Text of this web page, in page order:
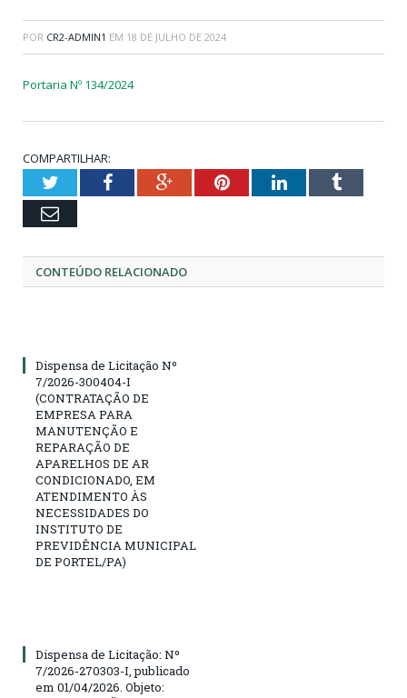
POR CR2-ADMIN1 EM 18 DE JULHO DE 2024
Portaria Nº 134/2024
COMPARTILHAR:
TwitterFacebookGoogle+PinterestLinkedInTumblr
Email
CONTEÚDO RELACIONADO
Dispensa de Licitação Nº
7/2026-300404-I
(CONTRATAÇÃO DE
EMPRESA PARA
MANUTENÇÃO E
REPARAÇÃO DE
APARELHOS DE AR
CONDICIONADO, EM
ATENDIMENTO ÀS
NECESSIDADES DO
INSTITUTO DE
PREVIDÊNCIA MUNICIPAL
DE PORTEL/PA)
Dispensa de Licitação: Nº
7/2026-270303-I, publicado
em 01/04/2026. Objeto: